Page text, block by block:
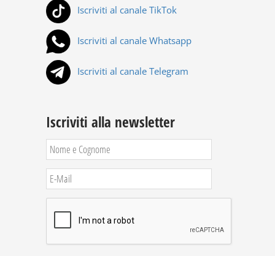
Iscriviti al canale TikTok
Iscriviti al canale Whatsapp
Iscriviti al canale Telegram
Iscriviti alla newsletter